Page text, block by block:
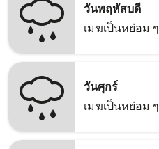
วันพฤหัสบดี
เมฆเป็นหย่อม ๆ
วันศุกร์
เมฆเป็นหย่อม ๆ